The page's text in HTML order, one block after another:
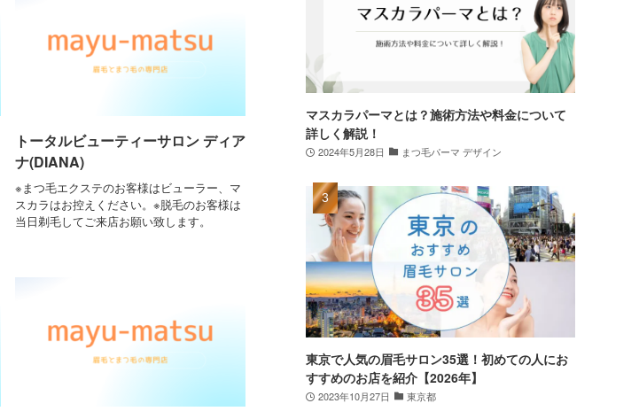
トータルビューティーサロン ディア
ナ(DIANA)
※まつ毛エクステのお客様はビューラー、マ
スカラはお控えください。※脱毛のお客様は
当日剃毛してご来店お願い致します。
マスカラパーマとは？施術方法や料金について
詳しく解説！
2024年5月28日 まつ毛パーマ デザイン
東京で人気の眉毛サロン35選！初めての人にお
すすめのお店を紹介【2026年】
2023年10月27日 東京都